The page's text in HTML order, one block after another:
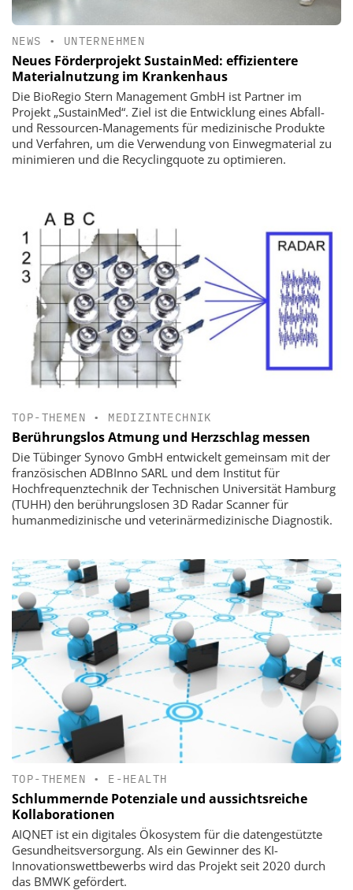
NEWS • UNTERNEHMEN
Neues Förderprojekt SustainMed: effizientere
Materialnutzung im Krankenhaus
Die BioRegio Stern Management GmbH ist Partner im
Projekt „SustainMed“. Ziel ist die Entwicklung eines Abfall-
und Ressourcen-Managements für medizinische Produkte
und Verfahren, um die Verwendung von Einwegmaterial zu
minimieren und die Recyclingquote zu optimieren.
TOP-THEMEN • MEDIZINTECHNIK
Berührungslos Atmung und Herzschlag messen
Die Tübinger Synovo GmbH entwickelt gemeinsam mit der
französischen ADBInno SARL und dem Institut für
Hochfrequenztechnik der Technischen Universität Hamburg
(TUHH) den berührungslosen 3D Radar Scanner für
humanmedizinische und veterinärmedizinische Diagnostik.
TOP-THEMEN • E-HEALTH
Schlummernde Potenziale und aussichtsreiche
Kollaborationen
AIQNET ist ein digitales Ökosystem für die datengestützte
Gesundheitsversorgung. Als ein Gewinner des KI-
Innovationswettbewerbs wird das Projekt seit 2020 durch
das BMWK gefördert.